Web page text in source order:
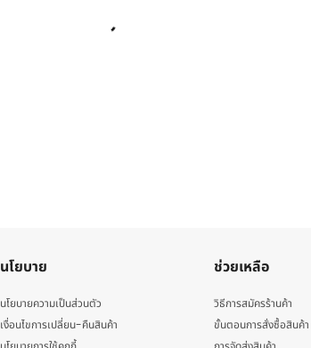
นโยบาย
นโยบายความเป็นส่วนตัว
เงื่อนไขการเปลี่ยน-คืนสินค้า
ช่วยเหลือ
วิธีการสมัครร้านค้า
ขั้นตอนการสั่งซื้อสินค้า